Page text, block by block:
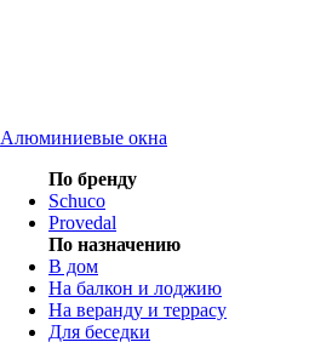
Алюминиевые окна
По бренду
Schuco
Provedal
По назначению
В дом
На балкон и лоджию
На веранду и террасу
Для беседки